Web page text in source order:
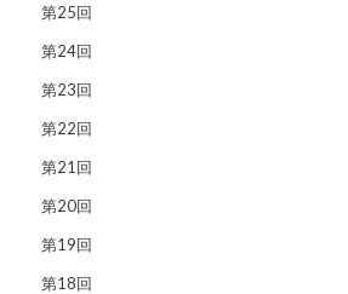
第25回
第24回
第23回
第22回
第21回
第20回
第19回
第18回